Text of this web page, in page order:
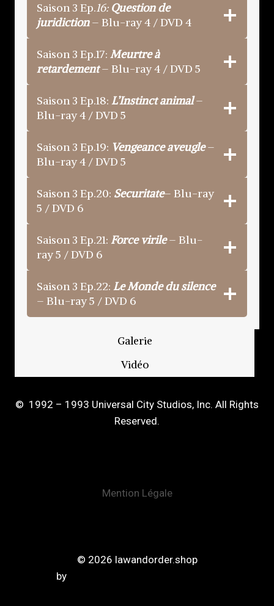
Saison 3 Ep.16: Question de
juridiction– Blu-ray 4 / DVD 4
Saison 3 Ep.17: Meurtre à
retardement– Blu-ray 4 / DVD 5
Saison 3 Ep.18: L’Instinct animal–
Blu-ray 4 / DVD 5
Saison 3 Ep.19: Vengeance aveugle–
Blu-ray 4 / DVD 5
Saison 3 Ep.20: Securitate– Blu-ray
5 / DVD 6
Saison 3 Ep.21: Force virile– Blu-
ray 5 / DVD 6
Saison 3 Ep.22: Le Monde du silence
– Blu-ray 5 / DVD 6
Galerie
Vidéo
© 1992 – 1993 Universal City Studios, Inc. All Rights
Reserved.
Mention Légale
© 2026 lawandorder.shop
by